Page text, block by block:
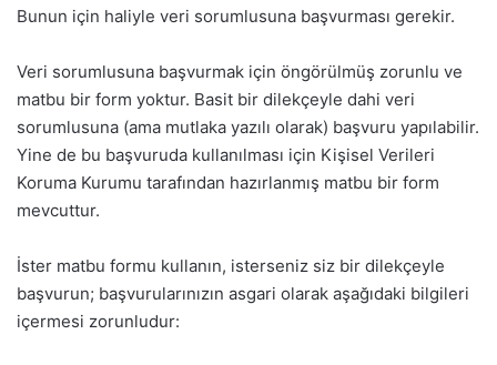
Bunun için haliyle veri sorumlusuna başvurması gerekir.
Veri sorumlusuna başvurmak için öngörülmüş zorunlu ve
matbu bir form yoktur. Basit bir dilekçeyle dahi veri
sorumlusuna (ama mutlaka yazılı olarak) başvuru yapılabilir.
Yine de bu başvuruda kullanılması için Kişisel Verileri
Koruma Kurumu tarafından hazırlanmış matbu bir form
mevcuttur.
İster matbu formu kullanın, isterseniz siz bir dilekçeyle
başvurun; başvurularınızın asgari olarak aşağıdaki bilgileri
içermesi zorunludur: